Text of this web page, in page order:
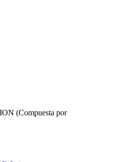
(Compuesta por